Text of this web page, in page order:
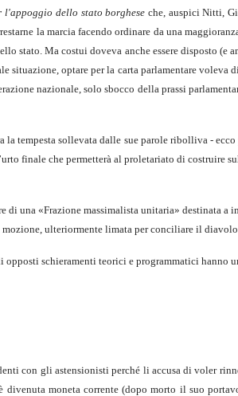
l'appoggio dello stato borgheseche, auspici Nitti,
la marcia facendo ordinare da una
stato. Ma costui doveva anche essere disposto (e
optare per la carta parlamentare
nazionale, solo sbocco della prassi
la tempesta sollevata dalle sue parole ribolliva -
finale che permetterà al proletariato di
di una «Frazione massimalista unitaria» destinata
ulteriormente limata per conciliare il
schieramenti teorici e programmatici hanno
con gli astensionisti perché li accusa di voler
moneta corrente (dopo morto il suo